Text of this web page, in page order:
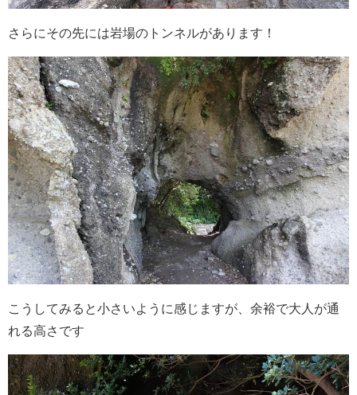
さらにその先には岩場のトンネルがあります！
こうしてみると小さいように感じますが、余裕で大人が通
れる高さです